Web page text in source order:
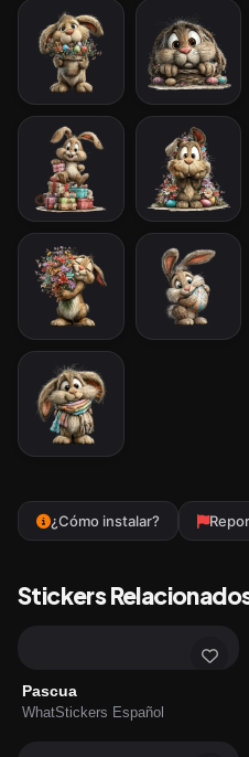
¿Cómo instalar?
Stickers
Pascua
WhatStickers Español